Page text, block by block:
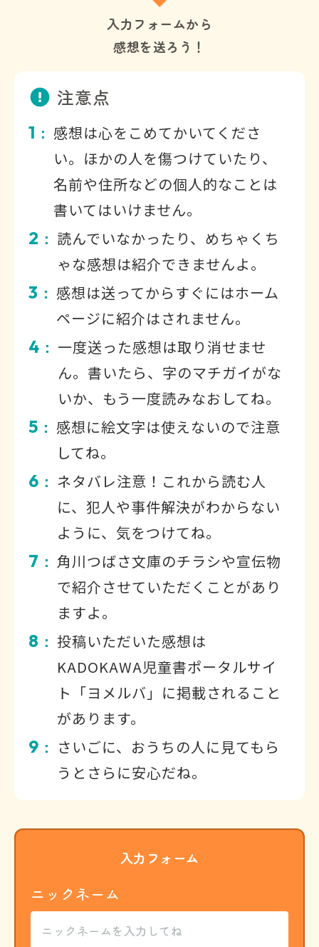
入力フォームから
感想を送ろう！
注意点
1 ： 感想は心をこめてかいてくださ
い。ほかの人を傷つけていたり、
名前や住所などの個人的なことは
書いてはいけません。
2 ： 読んでいなかったり、めちゃくち
ゃな感想は紹介できませんよ。
3 ： 感想は送ってからすぐにはホーム
ページに紹介はされません。
4 ： 一度送った感想は取り消せませ
ん。書いたら、字のマチガイがな
いか、もう一度読みなおしてね。
5 ： 感想に絵文字は使えないので注意
してね。
6 ： ネタバレ注意！これから読む人
に、犯人や事件解決がわからない
ように、気をつけてね。
7 ： 角川つばさ文庫のチラシや宣伝物
で紹介させていただくことがあり
ますよ。
8 ： 投稿いただいた感想は
KADOKAWA児童書ポータルサイ
ト「ヨメルバ」に掲載されること
があります。
9 ：
さいごに、おうちの人に見てもら
うとさらに安心だね。
入力フォーム
ニックネーム